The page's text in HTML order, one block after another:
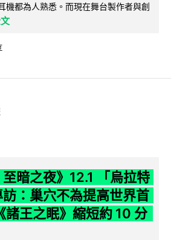
機都為人熟悉。而現在舞台製作者與創
至暗之夜》12.1 「烏拉特
：巢穴不為提高世界首
諸王之眠》縮短約 10 分